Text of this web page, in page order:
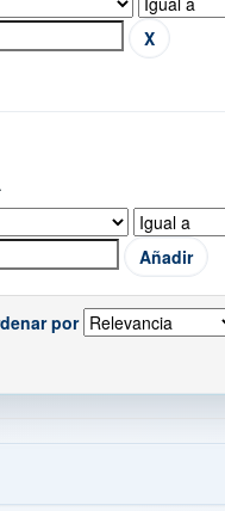
por